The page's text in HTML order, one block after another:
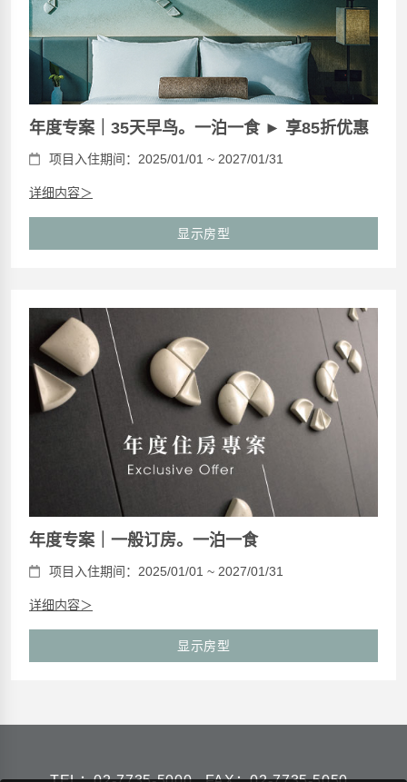
年度专案｜35天早鸟。一泊一食 ► 享85折优惠
项目入住期间：2025/01/01 ~ 2027/01/31
详细内容＞
显示房型
年度专案｜一般订房。一泊一食
项目入住期间：2025/01/01 ~ 2027/01/31
详细内容＞
显示房型